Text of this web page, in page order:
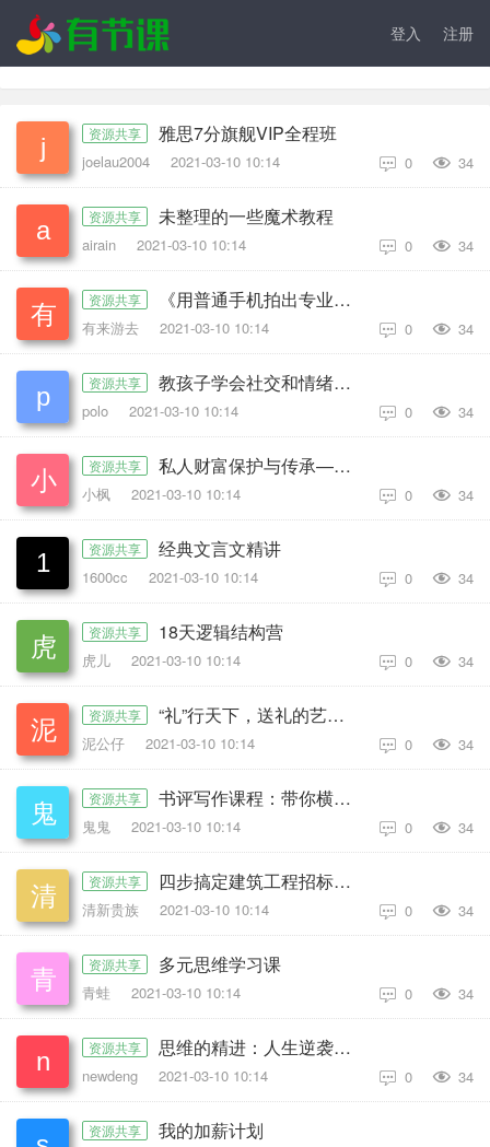
登入 注册
资源共享 雅思7分旗舰VIP全程班
joelau2004 2021-03-10 10:14 0  34
资源共享 未整理的一些魔术教程
airain 2021-03-10 10:14 0  34
资源共享 《用普通手机拍出专业级照片》视频课
有来游去 2021-03-10 10:14 0  34
资源共享 教孩子学会社交和情绪管理
polo 2021-03-10 10:14 0  34
资源共享 私人财富保护与传承—法律风险防范及保险法律实务
小枫 2021-03-10 10:14 0  34
资源共享 经典文言文精讲
1600cc 2021-03-10 10:14 0  34
资源共享 18天逻辑结构营
虎儿 2021-03-10 10:14 0  34
资源共享 “礼”行天下，送礼的艺术系列
泥公仔 2021-03-10 10:14 0  34
资源共享 书评写作课程：带你横扫9大类书目，用书评进阶核心写作能力
鬼鬼 2021-03-10 10:14 0  34
资源共享 四步搞定建筑工程招标、投标
清新贵族 2021-03-10 10:14 0  34
资源共享 多元思维学习课
青蛙 2021-03-10 10:14 0  34
资源共享 思维的精进：人生逆袭手册
newdeng 2021-03-10 10:14 0  34
资源共享 我的加薪计划